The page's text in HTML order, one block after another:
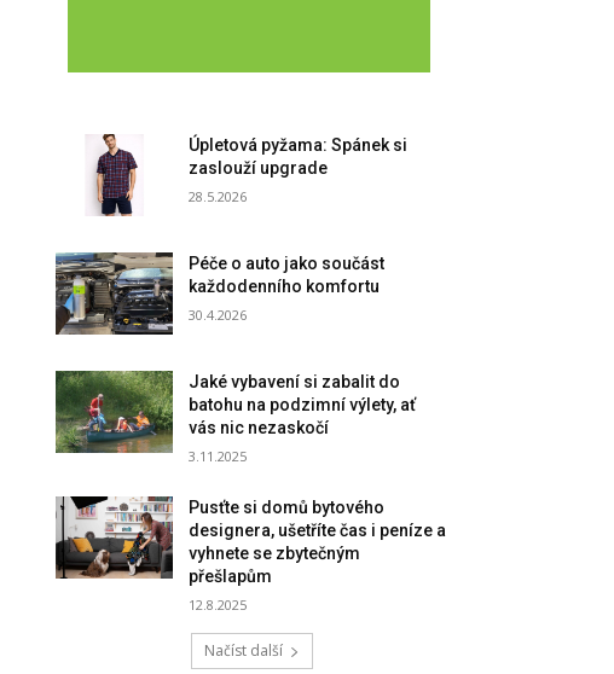
Úpletová pyžama: Spánek si
zaslouží upgrade
28.5.2026
Péče o auto jako součást
každodenního komfortu
30.4.2026
Jaké vybavení si zabalit do
batohu na podzimní výlety, ať
vás nic nezaskočí
3.11.2025
Pusťte si domů bytového
designera, ušetříte čas i peníze a
vyhnete se zbytečným
přešlapům
12.8.2025
Načíst další